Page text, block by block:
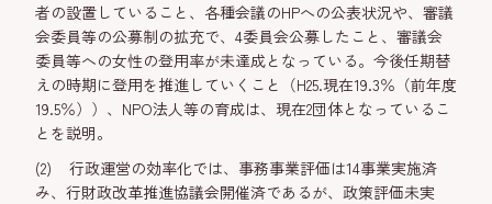
者の設置していること、各種会議のHPへの公表状況や、審議
会委員等の公募制の拡充で、4委員会公募したこと、審議会
委員等への女性の登用率が未達成となっている。今後任期替
えの時期に登用を推進していくこと（H25.現在19.3％（前年度
19.5％））、NPO法人等の育成は、現在2団体となっているこ
とを説明。
(2) 行政運営の効率化では、事務事業評価は14事業実施済
み、行財政改革推進協議会開催済であるが、政策評価未実